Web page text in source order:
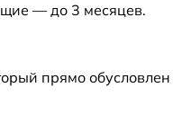
от 60 мин
— до 3 месяцев.
прямо